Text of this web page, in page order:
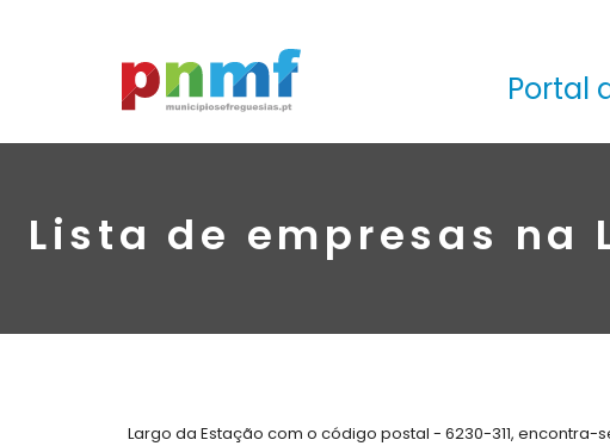
Portal
Lista de empresas na
Largo da Estação com o código postal - 6230-311,